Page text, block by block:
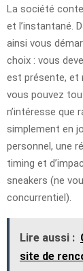
La société
et l’instantané.
ainsi vous
choix : vous
est présente, et
vous pouvez
n’intéresse que
simplement en
personnel, une
timing et
sneakers (ne
concurrentiel).
Lire aussi :
site de